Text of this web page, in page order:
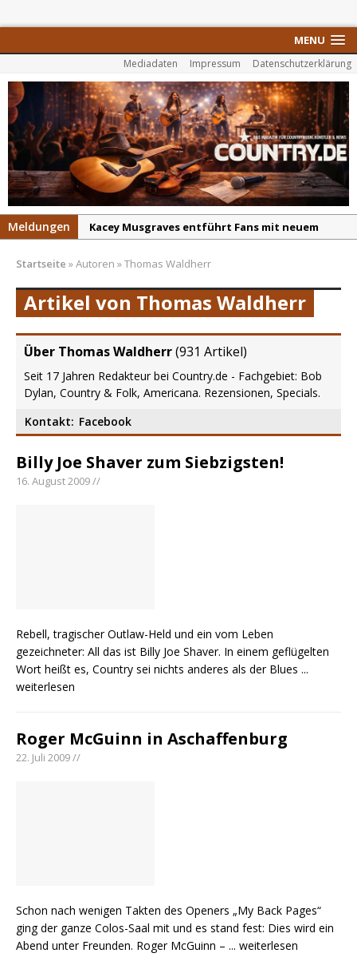
MENU
Mediadaten Impressum Datenschutzerklärung
Meldungen
Kacey Musgraves entführt Fans mit neuem
Carter Faith mit brandneuem Musikvideo zu
„Pearl Handled Pistol“
Son Volt – „Sound Signal Serenades“ erscheint
am 28. August
Country Music Hot News – 2. August 2026: Dolly
Parton, Bill Anderson und Shaboozey im Fokus
kündigen neues Album mit „Better Days
Danke für Euer Vertrauen: Country.de erreicht
Startseite »Autoren »Thomas Waldherr
Artikel von Thomas Waldherr
Über Thomas Waldherr(931 Artikel)
Seit 17 Jahren Redakteur bei Country.de - Fachgebiet: Bob
Dylan, Country & Folk, Americana. Rezensionen, Specials.
Kontakt: Facebook
Billy Joe Shaver zum Siebzigsten!
16. August 2009 //
Rebell, tragischer Outlaw-Held und ein vom Leben
gezeichneter: All das ist Billy Joe Shaver. In einem geflügelten
Wort heißt es, Country sei nichts anderes als der Blues ...
weiterlesen
Roger McGuinn in Aschaffenburg
22. Juli 2009 //
Schon nach wenigen Takten des Openers „My Back Pages“
ging der ganze Colos-Saal mit und es stand fest: Dies wird ein
Abend unter Freunden. Roger McGuinn – ... weiterlesen